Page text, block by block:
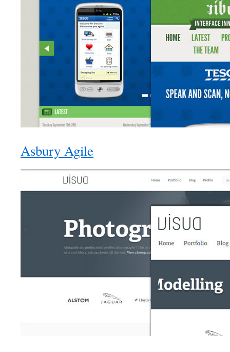
Asbury Agile